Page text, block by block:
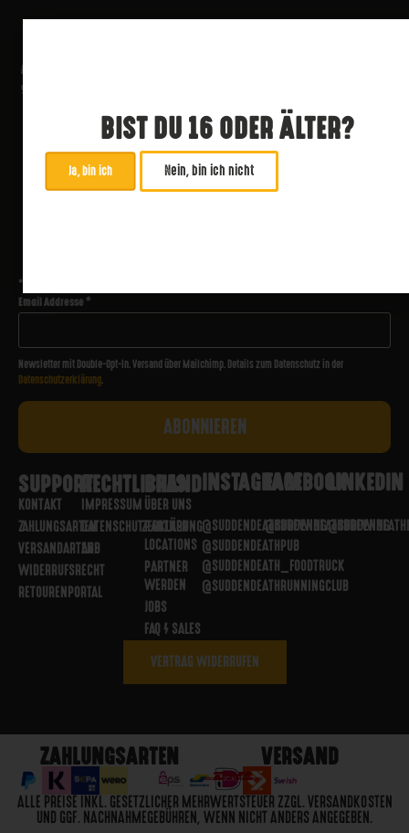
*
Email Addresse*
Newsletter mit Double-Opt-In. Versand über Mailchimp. Details zum Datenschutz in der
Datenschutzerklärung.
SUPPORT
KONTAKT
ZAHLUNGSARTEN
VERSANDARTEN
WIDERRUFSRECHT
RETOURENPORTAL
RECHTLICHES
IMPRESSUM
DATENSCHUTZERKLÄRUNG
AGB
BRAND
ÜBER UNS
PARTNER
LOCATIONS
PARTNER
WERDEN
JOBS
FAQ / SALES
INSTAGRAM
@SUDDENDEATHBREWING
@SUDDENDEATHPUB
@SUDDENDEATH_FOODTRUCK
@SUDDENDEATHRUNNINGCLUB
FACEBOOK
@SUDDENDEATHBREWING
LINKEDIN
VERTRAG WIDERRUFEN
ZAHLUNGSARTEN VERSAND
ALLE PREISE INKL. GESETZLICHER MEHRWERTSTEUER ZZGL. VERSANDKOSTEN
UND GGF. NACHNAHMEGEBÜHREN, WENN NICHT ANDERS ANGEGEBEN.
BIST DU 16 ODER ÄLTER?
Ja, bin ich Nein, bin ich nicht